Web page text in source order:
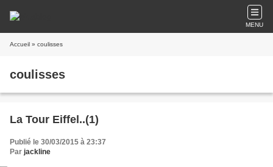
MENU
Accueil » coulisses
coulisses
La Tour Eiffel..(1)
Publié le 30/03/2015 à 23:37
Par jackline